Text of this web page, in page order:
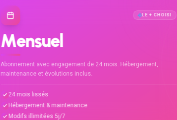
LE + CHOISI
Mensuel
Abonnement avec engagement de 24 mois. Hébergement,
maintenance et évolutions inclus.
24 mois lissés
Hébergement & maintenance
Modifs illimitées 5j/7